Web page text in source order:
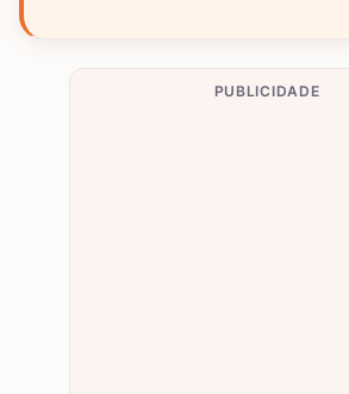
PUBLICIDADE